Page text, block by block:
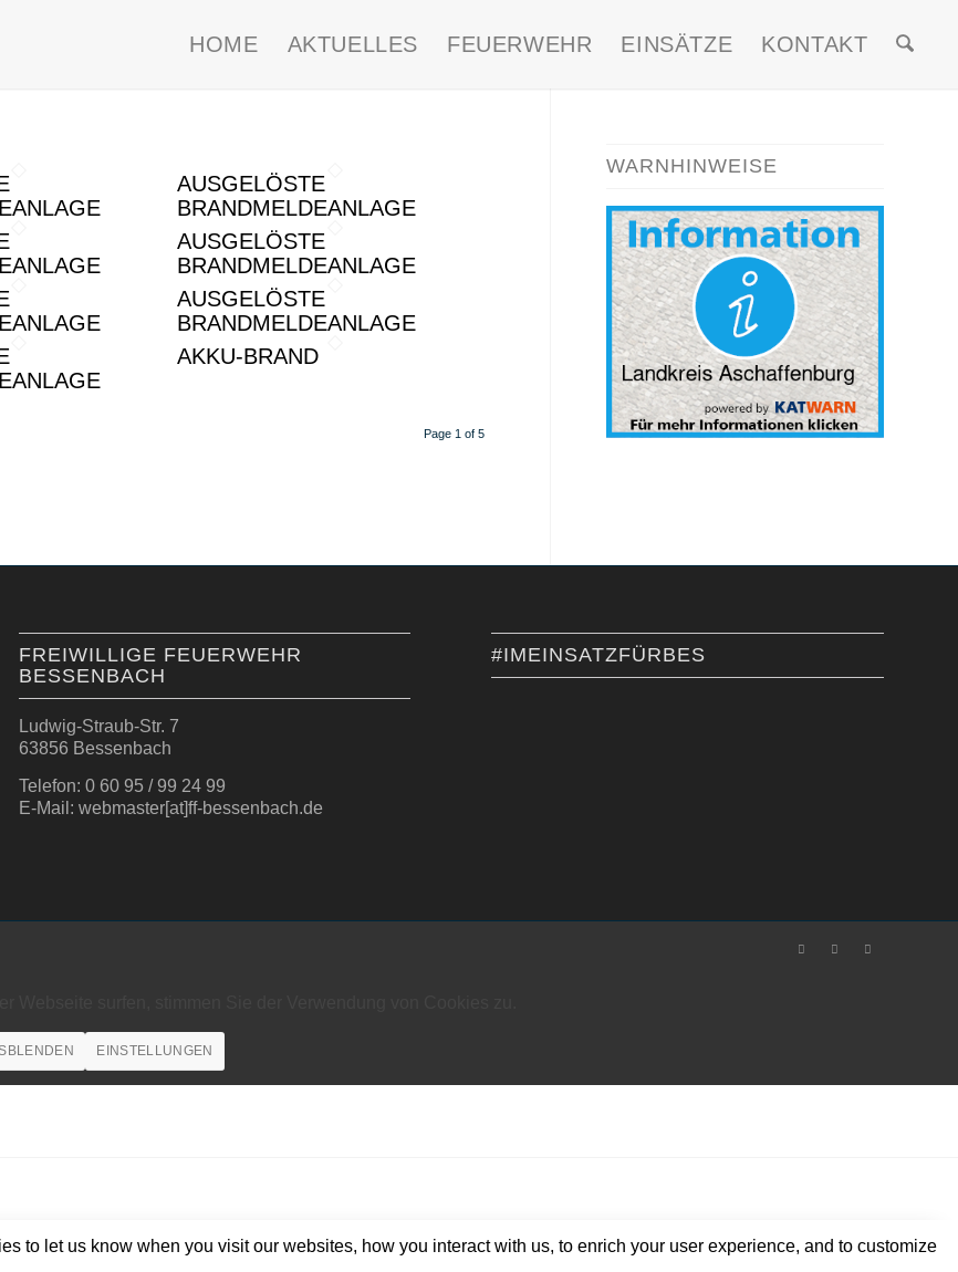
HOME AKTUELLES FEUERWEHR EINSÄTZE KONTAKT
AUSGELÖSTE
BRANDMELDEANLAGE
AUSGELÖSTE
BRANDMELDEANLAGE
AUSGELÖSTE
BRANDMELDEANLAGE
AKKU-BRAND
Page 1 of 5
WARNHINWEISE
FREIWILLIGE FEUERWEHR
BESSENBACH
Ludwig-Straub-Str. 7
63856 Bessenbach
Telefon: 0 60 95 / 99 24 99
E-Mail: webmaster[at]ff-bessenbach.de
#IMEINSATZFÜRBES
EINSTELLUNGEN
to let us know when you visit our websites, how you interact with us, to enrich your user experience, and to customize